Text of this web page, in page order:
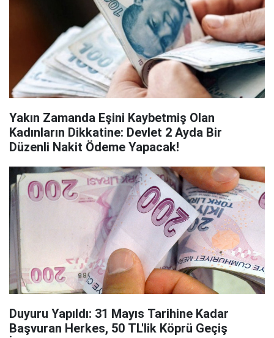
Yakın Zamanda Eşini Kaybetmiş Olan
Kadınların Dikkatine: Devlet 2 Ayda Bir
Düzenli Nakit Ödeme Yapacak!
Duyuru Yapıldı: 31 Mayıs Tarihine Kadar
Başvuran Herkes, 50 TL'lik Köprü Geçiş